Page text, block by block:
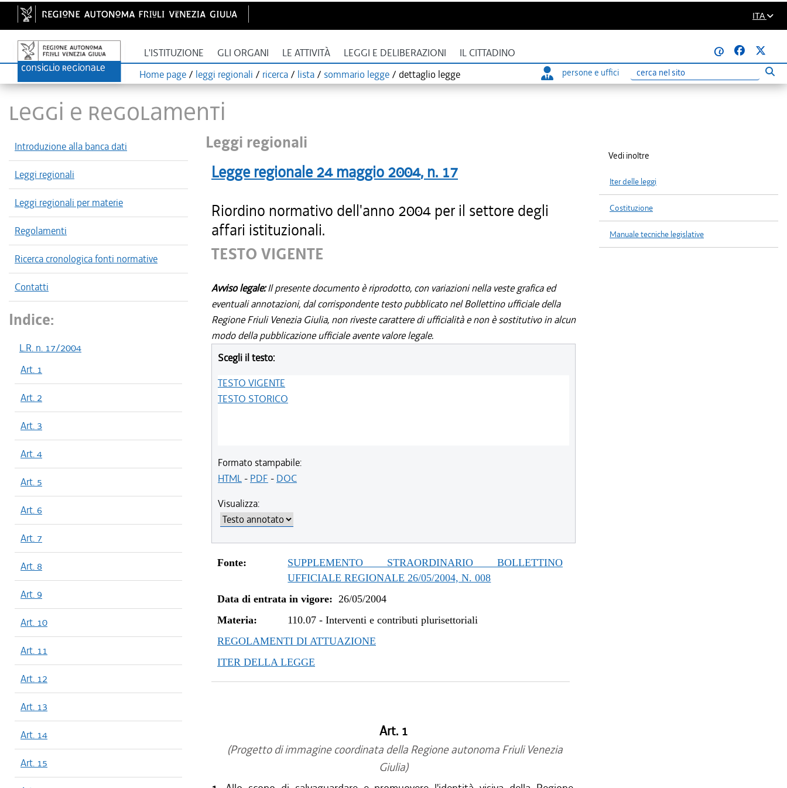
ITA
L'ISTITUZIONE GLI ORGANI LE ATTIVITÀ LEGGI E DELIBERAZIONI IL CITTADINO
@
Home page / leggi regionali / ricerca / lista / sommario legge / dettaglio legge persone e uffici
Ricerca
LEGGI E REGOLAMENTI
Introduzione alla banca dati
Leggi regionali
Leggi regionali per materie
Regolamenti
Ricerca cronologica fonti normative
Contatti
Indice:
L.R. n. 17/2004
Art. 1
Art. 2
Art. 3
Art. 4
Art. 5
Art. 6
Art. 7
Art. 8
Art. 9
Art. 10
Art. 11
Art. 12
Art. 13
Art. 14
Art. 15
Leggi regionali
Legge regionale 24 maggio 2004, n. 17
Riordino normativo dell'anno 2004 per il settore degli
affari istituzionali.
TESTO VIGENTE
Avviso legale:Il presente documento è riprodotto, con variazioni nella veste grafica ed
eventuali annotazioni, dal corrispondente testo pubblicato nel Bollettino ufficiale della
Regione Friuli Venezia Giulia, non riveste carattere di ufficialità e non è sostitutivo in alcun
modo della pubblicazione ufficiale avente valore legale.
Scegli il testo:
TESTO VIGENTE
TESTO STORICO
Formato stampabile:
HTML- PDF - DOC
Visualizza:
Fonte:
SUPPLEMENTO STRAORDINARIO BOLLETTINO
UFFICIALE REGIONALE 26/05/2004, N. 008
Data di entrata in vigore: 26/05/2004
Materia:
110.07 -Interventi e contributi plurisettoriali
REGOLAMENTI DI ATTUAZIONE
ITER DELLA LEGGE
Art. 1
(Progetto di immagine coordinata della Regione autonoma Friuli Venezia
Giulia)
Vedi inoltre
Iter delle leggi
Costituzione
Manuale tecniche legislative